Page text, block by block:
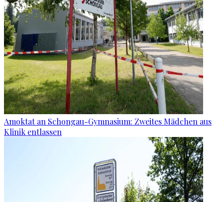
Amoktat an Schongau-Gymnasium: Zweites Mädchen aus
Klinik entlassen